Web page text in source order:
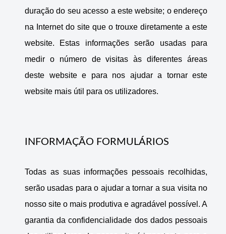
duração do seu acesso a este website; o endereço
na Internet do site que o trouxe diretamente a este
website. Estas informações serão usadas para
medir o número de visitas às diferentes áreas
deste website e para nos ajudar a tornar este
website mais útil para os utilizadores.
INFORMAÇÃO FORMULÁRIOS
Todas as suas informações pessoais recolhidas,
serão usadas para o ajudar a tornar a sua visita no
nosso site o mais produtiva e agradável possível. A
garantia da confidencialidade dos dados pessoais